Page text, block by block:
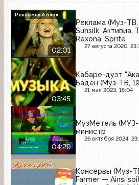
02:01
Реклама (Муз-
Sunsilk, Активиа,
Rexona, Sprite
27 августа 2020,
Рекламный блок
03:45
Кабаре-дуэт
Баден (Муз-ТВ,
21 мая 2023, 15:04
04:29
МузМетель
министр
26 октября 2024,
Консервы (Муз-
Farmer — Ainsi